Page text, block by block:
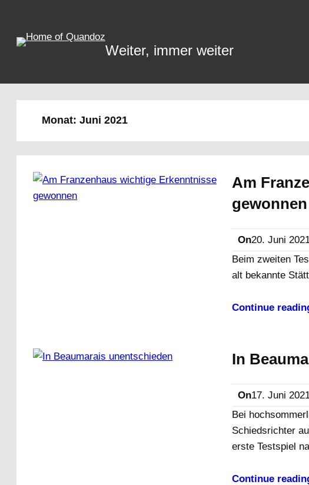
springen
Weiter, immer weiter
Monat: Juni 2021
Am
gewonnen
On20. Juni
Beim zweiten
alt bekannte
Continue
In
On17. Juni
Bei
Schiedsrichter
erste Testspiel
Continue